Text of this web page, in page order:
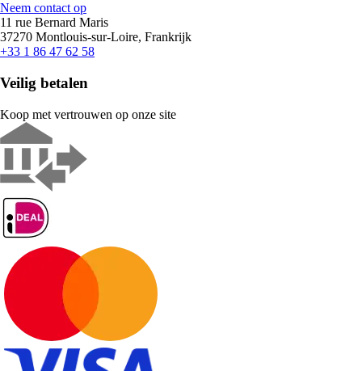
Neem contact op
11 rue Bernard Maris
37270 Montlouis-sur-Loire, Frankrijk
+33 1 86 47 62 58
Veilig betalen
Koop met vertrouwen op onze site